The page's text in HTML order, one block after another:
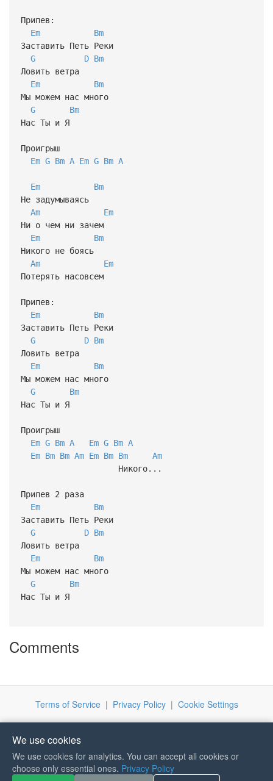
Припев:
Em
Bm
Заставить Петь Реки
G
D Bm
Ловить ветра
Em
Bm
Мы можем нас много
G
Bm
Нас Ты и Я
Проигрыш
Em G Bm A Em G Bm A
Em
Bm
Не задумываясь
Am
Em
Ни о чем ни зачем
Em
Bm
Никого не боясь
Am
Em
Потерять насовсем
Припев:
Em
Bm
Заставить Петь Реки
G
D Bm
Ловить ветра
Em
Bm
Мы можем нас много
G
Bm
Нас Ты и Я
Проигрыш
Em G Bm A Em G Bm A
Em Bm Bm Am Em Bm Bm
Am
Никого...
Припев 2 раза
Em
Bm
Заставить Петь Реки
G
D Bm
Ловить ветра
Em
Bm
Мы можем нас много
G
Bm
Нас Ты и Я
Comments
Terms of Service| Privacy Policy| Cookie Settings
We use cookies
We use cookies for analytics. You can accept all cookies or
choose only essential ones. Privacy Policy
If you like Guitar Songs, you